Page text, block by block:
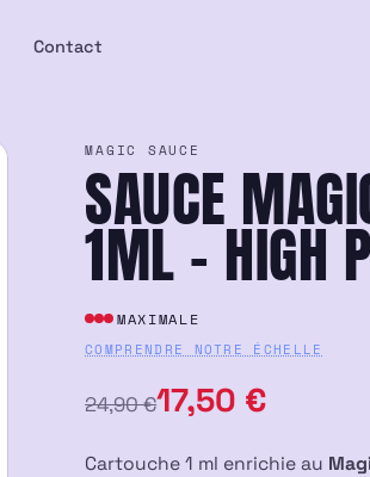
Contact
MAGIC SAUCE
SAUCE
1ML – HIGH
MAXIMALE
COMPRENDRE NOTRE ÉCHELLE
24,90€
Le
prix
17,50 €
Le
prix
Cartouche 1 ml enrichie au